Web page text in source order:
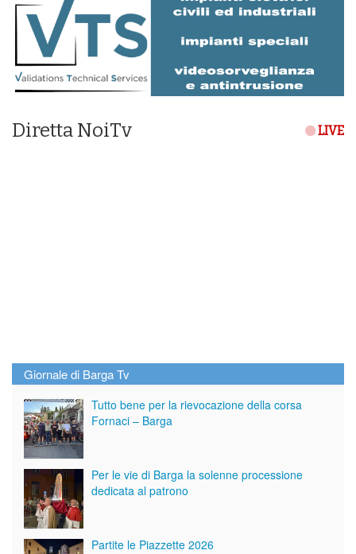
Diretta NoiTv LIVE
Giornale di Barga Tv
Tutto bene per la rievocazione della corsa
Fornaci – Barga
Per le vie di Barga la solenne processione
dedicata al patrono
Partite le Piazzette 2026